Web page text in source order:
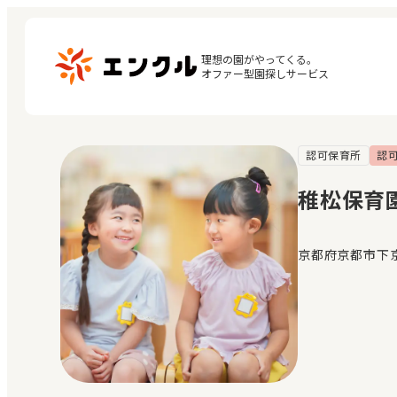
理想の園がやってくる。
オファー型園探しサービス
保育園・幼稚園を探す
地図から探す
地域から探す
マ
閲
お
認可保育所 認
稚松保育
京都府京都市下